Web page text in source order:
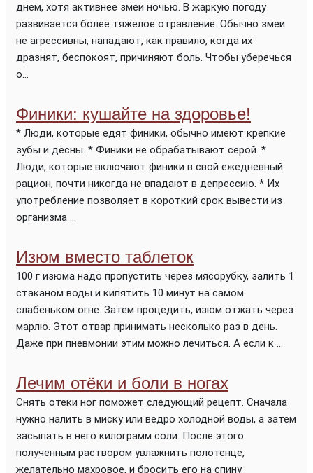
днем, хотя активнее змеи ночью. В жаркую погоду
развивается более тяжелое отравление. Обычно змеи
не агрессивны, нападают, как правило, когда их
дразнят, беспокоят, причиняют боль. Чтобы уберечься
о...
Финики: кушайте на здоровье!
* Люди, которые едят финики, обычно имеют крепкие
зубы и дёсны. * Финики не обрабатывают серой. *
Люди, которые включают финики в свой ежедневный
рацион, почти никогда не впадают в депрессию. * Их
употребление позволяет в короткий срок вывести из
организма ...
Изюм вместо таблеток
100 г изюма надо пропустить через мясорубку, залить 1
стака­ном воды и кипятить 10 минут на самом
слабеньком огне. Затем про­цедить, изюм отжать через
марлю. Этот отвар принимать несколько раз в день.
Даже при пневмонии этим можно ле­читься. А если к ...
Лечим отёки и боли в ногах
Снять отеки ног поможет следующий рецепт. Сначала
нужно налить в миску или ведро холодной воды, а затем
засыпать в него килограмм соли. После этого
полученным раствором увлажнить полотенце,
желательно махровое, и бросить его на спину.